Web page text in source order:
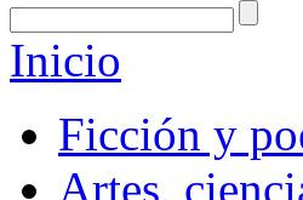
Inicio
Ficción y
Artes,